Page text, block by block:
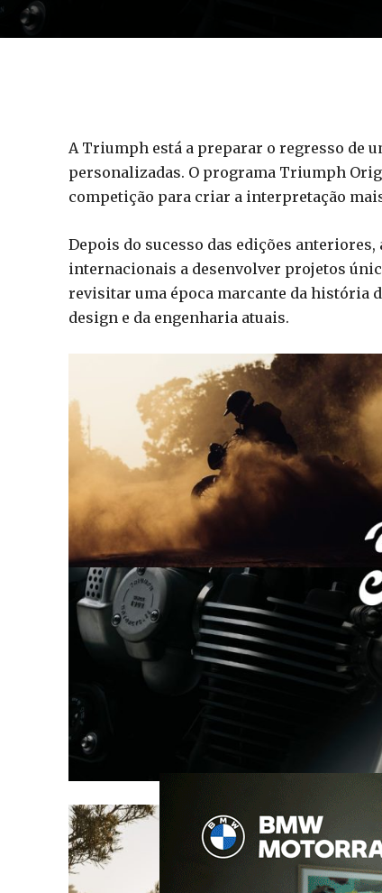
A Triumph está a preparar o regresso de
personalizadas. O programa Triumph
competição para criar a interpretação
Depois do sucesso das edições
internacionais a desenvolver projetos
revisitar uma época marcante da história
design e da engenharia atuais.